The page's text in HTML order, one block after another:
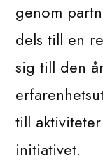
genom
dels till en
sig till den
till
initiativet.